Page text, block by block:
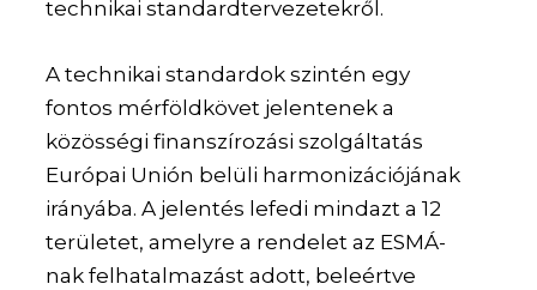
technikai standardtervezetekről.
A technikai standardok szintén egy
fontos mérföldkövet jelentenek a
közösségi finanszírozási szolgáltatás
Európai Unión belüli harmonizációjának
irányába. A jelentés lefedi mindazt a 12
területet, amelyre a rendelet az ESMÁ-
nak felhatalmazást adott, beleértve